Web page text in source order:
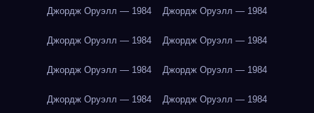
Джордж Оруэлл — 1984 Джордж Оруэлл — 1984
Джордж Оруэлл — 1984 Джордж Оруэлл — 1984
Джордж Оруэлл — 1984 Джордж Оруэлл — 1984
Джордж Оруэлл — 1984 Джордж Оруэлл — 1984